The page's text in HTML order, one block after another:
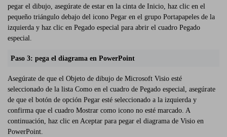
pegar el dibujo, asegúrate de estar en la cinta de Inicio, haz clic en el
pequeño triángulo debajo del icono Pegar en el grupo Portapapeles de la
izquierda y haz clic en Pegado especial para abrir el cuadro Pegado
especial.
Paso 3: pega el diagrama en PowerPoint
Asegúrate de que el Objeto de dibujo de Microsoft Visio esté
seleccionado de la lista Como en el cuadro de Pegado especial, asegúrate
de que el botón de opción Pegar esté seleccionado a la izquierda y
confirma que el cuadro Mostrar como icono no esté marcado. A
continuación, haz clic en Aceptar para pegar el diagrama de Visio en
PowerPoint.